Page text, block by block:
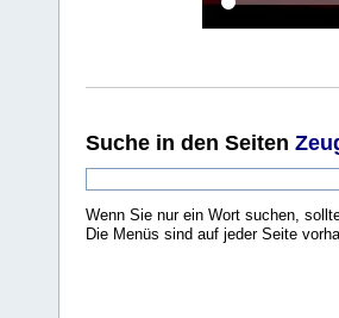
Suche in den Seiten
Wenn Sie nur ein Wort suchen,
Die Menüs sind auf jeder Seite